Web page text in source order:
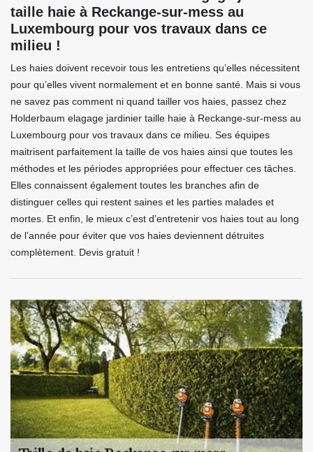
taille haie à Reckange-sur-mess au
Luxembourg pour vos travaux dans ce
milieu !
Les haies doivent recevoir tous les entretiens qu’elles nécessitent
pour qu’elles vivent normalement et en bonne santé. Mais si vous
ne savez pas comment ni quand tailler vos haies, passez chez
Holderbaum elagage jardinier taille haie à Reckange-sur-mess au
Luxembourg pour vos travaux dans ce milieu. Ses équipes
maitrisent parfaitement la taille de vos haies ainsi que toutes les
méthodes et les périodes appropriées pour effectuer ces tâches.
Elles connaissent également toutes les branches afin de
distinguer celles qui restent saines et les parties malades et
mortes. Et enfin, le mieux c’est d’entretenir vos haies tout au long
de l’année pour éviter que vos haies deviennent détruites
complètement. Devis gratuit !